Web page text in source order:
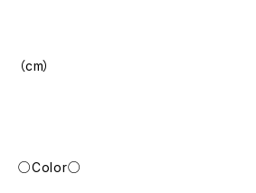
（cm）
○Color○